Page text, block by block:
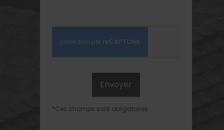
*Ces champs sont obligatoires